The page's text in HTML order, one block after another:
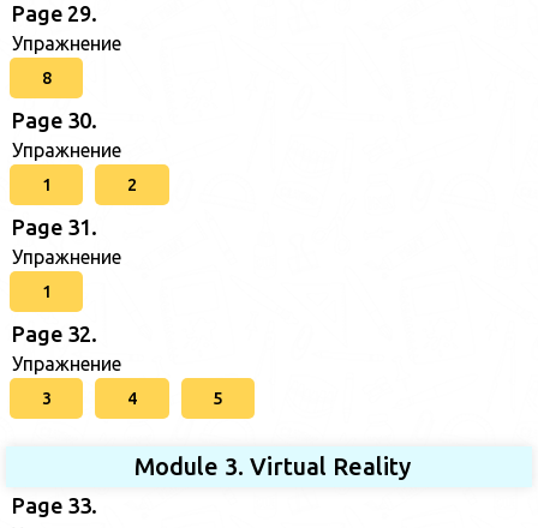
Page 29.
Упражнение
8
Page 30.
Упражнение
1 2
Page 31.
Упражнение
1
Page 32.
Упражнение
3 4 5
Module 3. Virtual Reality
Page 33.